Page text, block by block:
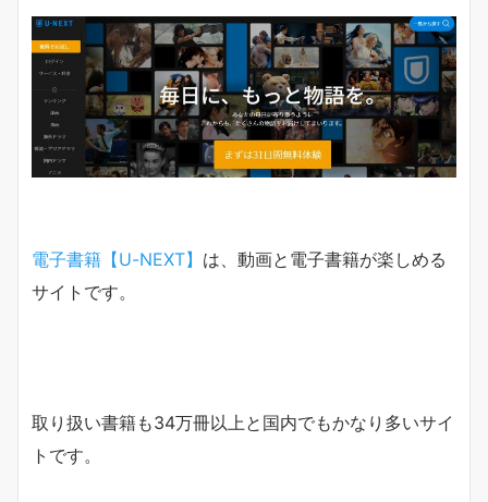
電子書籍【U-NEXT】 は、動画と電子書籍が楽しめる
サイトです。
取り扱い書籍も34万冊以上と国内でもかなり多いサイ
トです。